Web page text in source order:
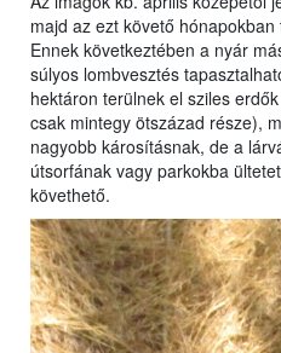
majd az ezt követő
Ennek következtében a nyár
súlyos lombvesztés
hektáron terülnek el sziles
csak mintegy ötszázad része),
nagyobb károsításnak, de a
útsorfának vagy parkokba
követhető.